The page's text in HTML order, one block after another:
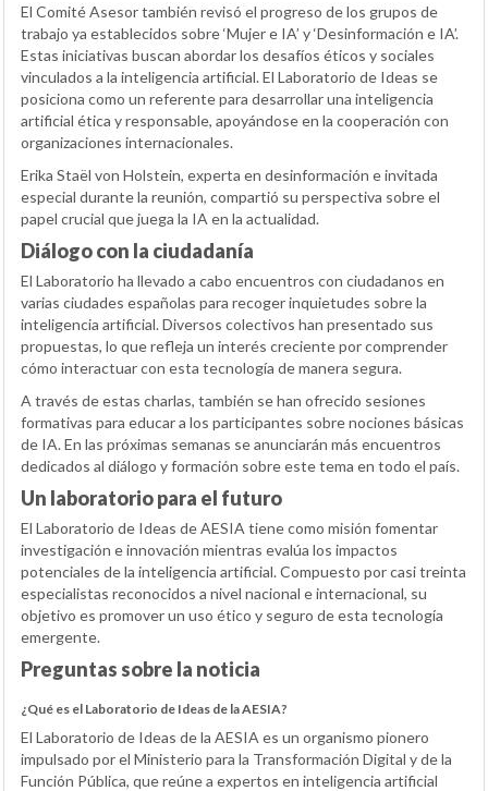
El Comité Asesor también revisó el progreso de los grupos de
trabajo ya establecidos sobre ‘Mujer e IA’ y ‘Desinformación e IA’.
Estas iniciativas buscan abordar los desafíos éticos y sociales
vinculados a la inteligencia artificial. El Laboratorio de Ideas se
posiciona como un referente para desarrollar una inteligencia
artificial ética y responsable, apoyándose en la cooperación con
organizaciones internacionales.
Erika Staël von Holstein, experta en desinformación e invitada
especial durante la reunión, compartió su perspectiva sobre el
papel crucial que juega la IA en la actualidad.
Diálogo con la ciudadanía
El Laboratorio ha llevado a cabo encuentros con ciudadanos en
varias ciudades españolas para recoger inquietudes sobre la
inteligencia artificial. Diversos colectivos han presentado sus
propuestas, lo que refleja un interés creciente por comprender
cómo interactuar con esta tecnología de manera segura.
A través de estas charlas, también se han ofrecido sesiones
formativas para educar a los participantes sobre nociones básicas
de IA. En las próximas semanas se anunciarán más encuentros
dedicados al diálogo y formación sobre este tema en todo el país.
Un laboratorio para el futuro
El Laboratorio de Ideas de AESIA tiene como misión fomentar
investigación e innovación mientras evalúa los impactos
potenciales de la inteligencia artificial. Compuesto por casi treinta
especialistas reconocidos a nivel nacional e internacional, su
objetivo es promover un uso ético y seguro de esta tecnología
emergente.
Preguntas sobre la noticia
¿Qué es el Laboratorio de Ideas de la AESIA?
El Laboratorio de Ideas de la AESIA es un organismo pionero
impulsado por el Ministerio para la Transformación Digital y de la
Función Pública, que reúne a expertos en inteligencia artificial